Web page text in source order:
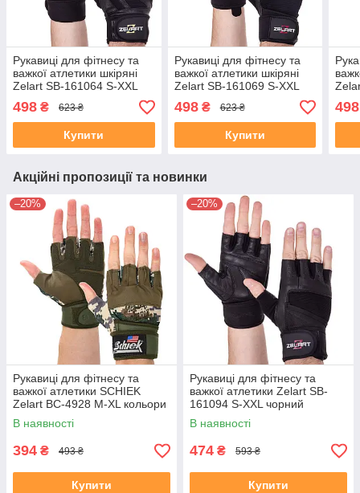
Рукавиці для фітнесу та
важкої атлетики шкіряні
Zelart SB-161064 S-XXL
чорний
498 ₴ 623 ₴
Купити
Рукавиці для фітнесу та
важкої атлетики шкіряні
Zelart SB-161069 S-XXL
чорний
498₴ 623 ₴
Купити
498
Акційні пропозиції та новинки
–20%
Рукавиці для фітнесу та
важкої атлетики SCHIEK
Zelart BC-4928 M-XL кольори
в асортименті
В наявності
394 ₴ 493 ₴
Купити
–20%
Рукавиці для фітнесу та
важкої атлетики Zelart SB-
161094 S-XXL чорний
В наявності
474 ₴ 593 ₴
Купити